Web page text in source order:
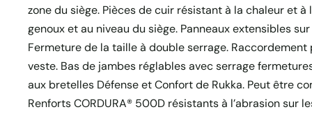
zone du siège. Pièces de cuir résistant à la chaleur et à
genoux et au niveau du siège. Panneaux extensibles
Fermeture de la taille à double serrage.
veste. Bas de jambes réglables avec serrage
aux bretelles Défense et Confort de Rukka. Peut être
Renforts CORDURA® 500D résistants à l’abrasion sur